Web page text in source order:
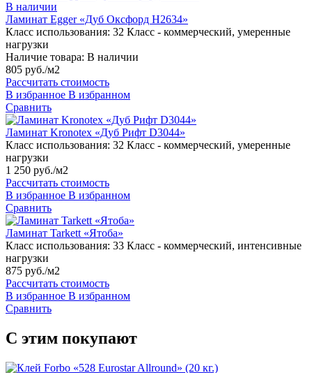
В наличии
Ламинат Egger «Дуб Оксфорд H2634»
Класс использования: 32 Класс - коммерческий, умеренные
нагрузки
Наличие товара: В наличии
805 руб./м2
Рассчитать стоимость
В избранное В избранном
Сравнить
Ламинат Kronotex «Дуб Рифт D3044»
Класс использования: 32 Класс - коммерческий, умеренные
нагрузки
1 250 руб./м2
Рассчитать стоимость
В избранное В избранном
Сравнить
Ламинат Tarkett «Ятоба»
Класс использования: 33 Класс - коммерческий, интенсивные
нагрузки
875 руб./м2
Рассчитать стоимость
В избранное В избранном
Сравнить
С этим покупают